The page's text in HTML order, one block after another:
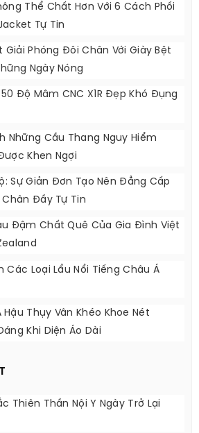
Thể Chất Hơn Với 6 Cách Phối
Tự Tin
Giải Phóng Đôi Chân Với Giày Bệt
Ngày Nóng
Độ Mâm CNC X1R Đẹp Khó Đụng
Những Cầu Thang Nguy Hiểm
Khen Ngợi
Sự Giản Đơn Tạo Nên Đẳng Cấp
Chân Đầy Tự Tin
Đậm Chất Quê Của Gia Đình Việt
Các Loại Lẩu Nổi Tiếng Châu Á
Hậu Thụy Vân Khéo Khoe Nét
Khi Diện Áo Dài
Thiên Thần Nội Y Ngày Trở Lại